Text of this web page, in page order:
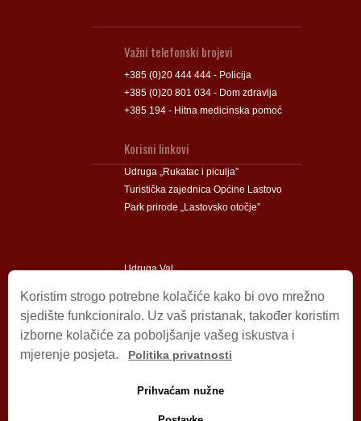
Važni telefonski brojevi
+385 (0)20 444 444 - Policija
+385 (0)20 801 034 - Dom zdravlja
+385 194 - Hitna medicinska pomoć
Korisni linkovi
Udruga „Rukatac i piculja”
Turistička zajednica Općine Lastovo
Park prirode „Lastovsko otočje”
Udruga Val
Impressum
© 2009 – 2026 Općina Lastovo.
Izjava o privatnosti
Koristim strogo potrebne kolačiće kako bi ovo mrežno
sjedište funkcioniralo. Uz vaš pristanak, također koristim
izborne kolačiće za poboljšanje vašeg iskustva i
mjerenje posjeta.
Politika privatnosti
Prihvaćam nužne